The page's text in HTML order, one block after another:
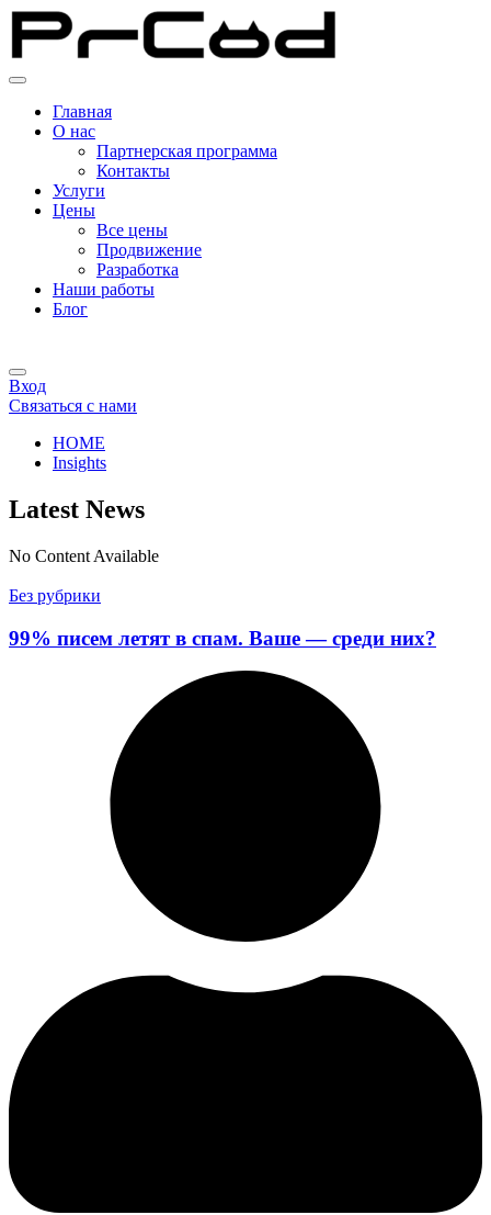
Перейти
содержимому
Главная
О нас
Партнерская программа
Контакты
Услуги
Цены
Все цены
Продвижение
Разработка
Наши работы
Блог
Вход
Связаться с нами
HOME
Insights
Latest News
No Content Available
Без рубрики
99% писем летят в спам. Ваше — среди них?